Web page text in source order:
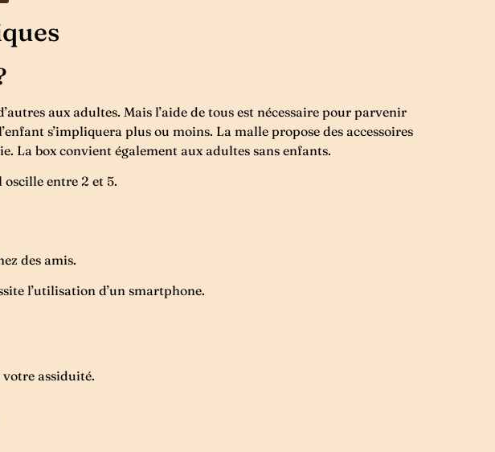
aux adultes. Mais l’aide de tous est nécessaire pour parvenir
s’impliquera plus ou moins. La malle propose des accessoires
La box convient également aux adultes sans enfants.
entre 2 et 5.
des amis.
l’utilisation d’un smartphone.
assiduité.